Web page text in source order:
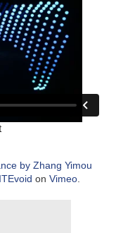
by Zhang Yimou
on Vimeo